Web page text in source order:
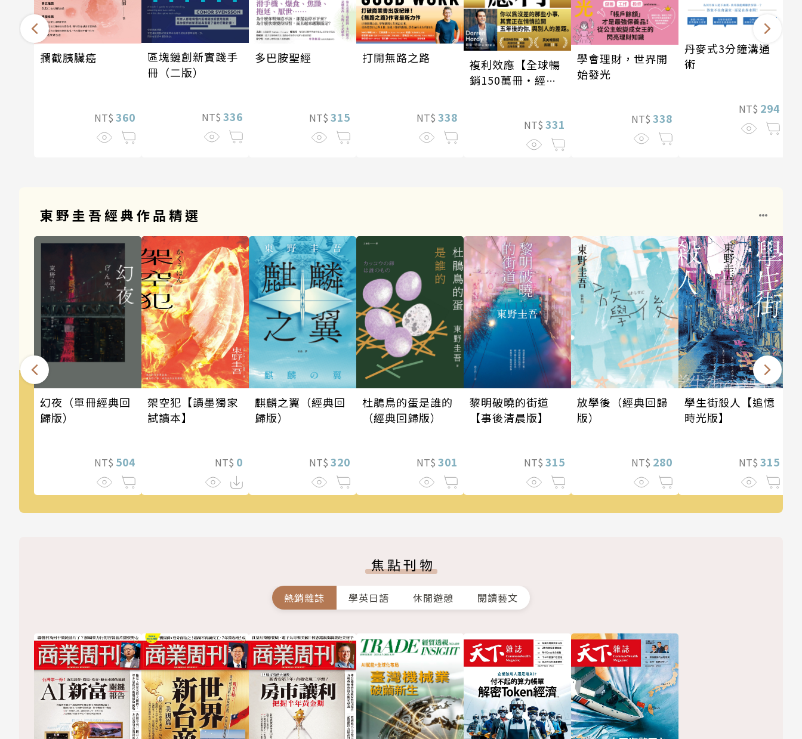
攔截胰臟癌
NT$ 360
區塊鏈創新實踐手
冊（二版）
NT$ 336
多巴胺聖經
NT$ 315
打開無路之路
NT$ 338
複利效應【全球暢
銷150萬冊・經典
NT$ 331
學會理財，世界開
始發光
NT$ 338
丹麥式3分鐘溝通
術
NT$ 294
東野圭吾經典作品精選
幻夜（單冊經典回
歸版）
NT$ 504
架空犯【讀墨獨家
試讀本】
NT$ 0
麒麟之翼（經典回
歸版）
NT$ 320
杜鵑鳥的蛋是誰的
（經典回歸版）
NT$ 301
黎明破曉的街道
【事後清晨版】
NT$ 315
放學後（經典回歸
版）
NT$ 280
學生街殺人【追憶
時光版】
NT$ 315
焦點刊物
熱銷雜誌 學英日語 休閒遊憩 閱讀藝文